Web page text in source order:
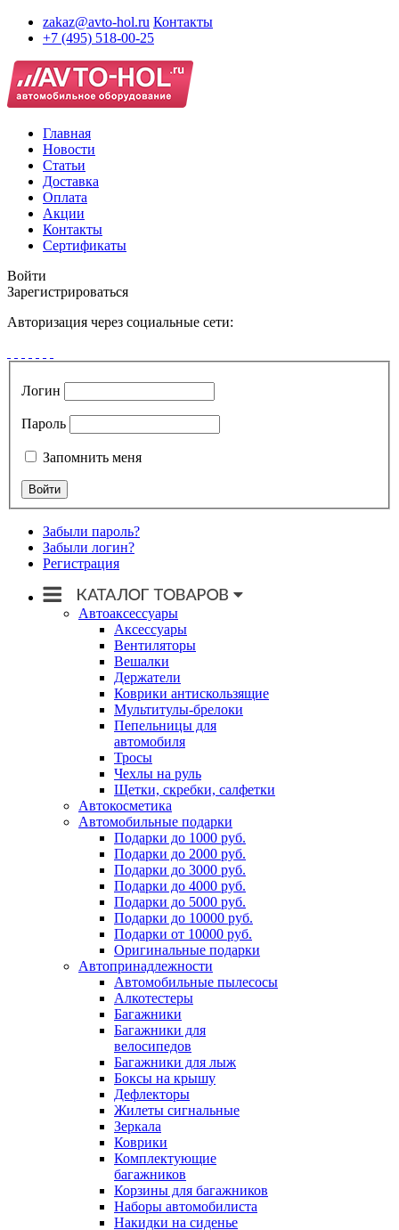
zakaz@avto-hol.ru Контакты
+7 (495) 518-00-25
Главная
Новости
Статьи
Доставка
Оплата
Акции
Контакты
Сертификаты
Войти
Зарегистрироваться
Авторизация через социальные сети:
Логин
Пароль
Запомнить меня
Забыли пароль?
Забыли логин?
Регистрация
Автоаксессуары
Аксессуары
Вентиляторы
Вешалки
Держатели
Коврики антискользящие
Мультитулы-брелоки
Пепельницы для
автомобиля
Тросы
Чехлы на руль
Щетки, скребки, салфетки
Автокосметика
Автомобильные подарки
Подарки до 1000 руб.
Подарки до 2000 руб.
Подарки до 3000 руб.
Подарки до 4000 руб.
Подарки до 5000 руб.
Подарки до 10000 руб.
Подарки от 10000 руб.
Оригинальные подарки
Автопринадлежности
Автомобильные пылесосы
Алкотестеры
Багажники
Багажники для
велосипедов
Багажники для лыж
Боксы на крышу
Дефлекторы
Жилеты сигнальные
Зеркала
Коврики
Комплектующие
багажников
Корзины для багажников
Наборы автомобилиста
Накидки на сиденье